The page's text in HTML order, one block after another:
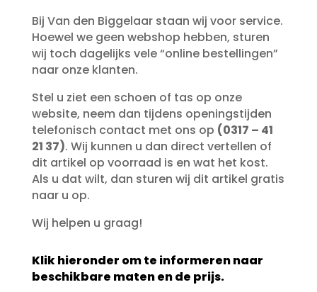
Bij Van den Biggelaar staan wij voor service.
Hoewel we geen webshop hebben, sturen
wij toch dagelijks vele “online bestellingen”
naar onze klanten.
Stel u ziet een schoen of tas op onze
website, neem dan tijdens openingstijden
telefonisch contact met ons op (0317 – 41
21 37). Wij kunnen u dan direct vertellen of
dit artikel op voorraad is en wat het kost.
Als u dat wilt, dan sturen wij dit artikel gratis
naar u op.
Wij helpen u graag!
Klik hieronder om te informeren naar
beschikbare maten en de prijs.